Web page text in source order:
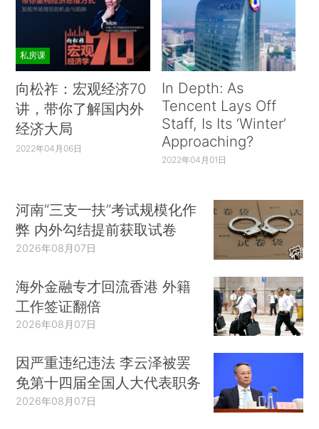
私房课
向松祚：宏观经济70
讲，带你了解国内外
经济大局
2022年04月06日
In Depth: As
Tencent Lays Off
Staff, Is Its ‘Winter’
Approaching?
2022年04月01日
河南“三支一扶”考试规模化作
弊 内外勾结提前获取试卷
2026年08月07日
海外金融专才回流香港 外籍
工作签证翻倍
2026年08月07日
因严重违纪违法 李云泽被罢
免第十四届全国人大代表职务
2026年08月07日